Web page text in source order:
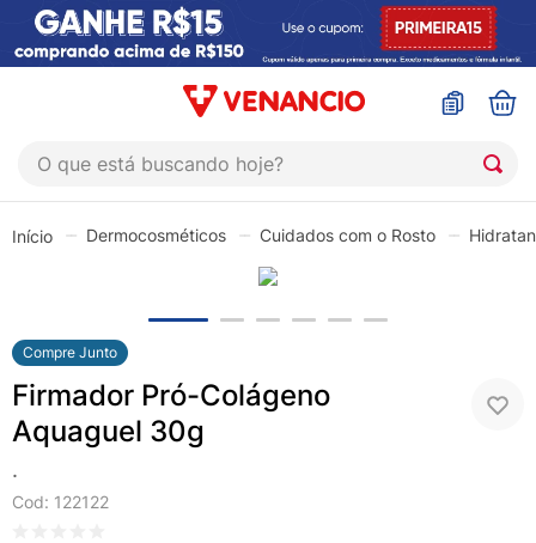
O que está buscando hoje?
Dermocosméticos Cuidados com o Rosto
Compre Junto
Firmador Pró-Colágeno
Aquaguel 30g
.
Cod: 122122
1º
coristina
5
protetor solar